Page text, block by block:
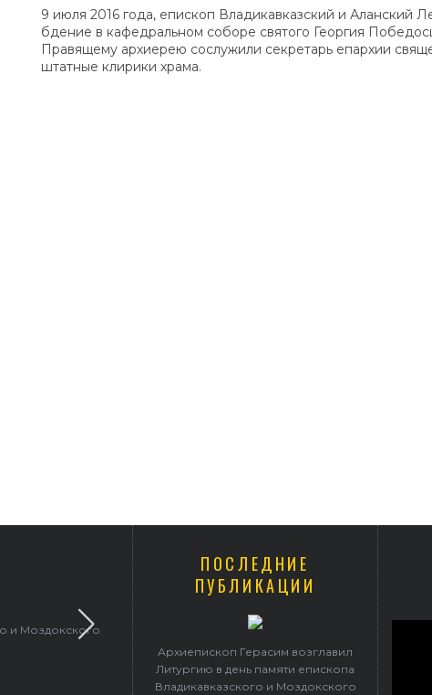
9 июля 2016 года, епископ Владикавказский и Аланский
бдение в кафедральном соборе святого Георгия
Правящему архиерею сослужили секретарь епархии
штатные клирики храма.
и Моздокского
Архиепископ Герасим возглавил
ПОСЛЕДНИЕ
ПУБЛИКАЦИИ
Архиепископ Герасим возглавил
Литургию в день памяти епископа
Владикавказского и Моздокского